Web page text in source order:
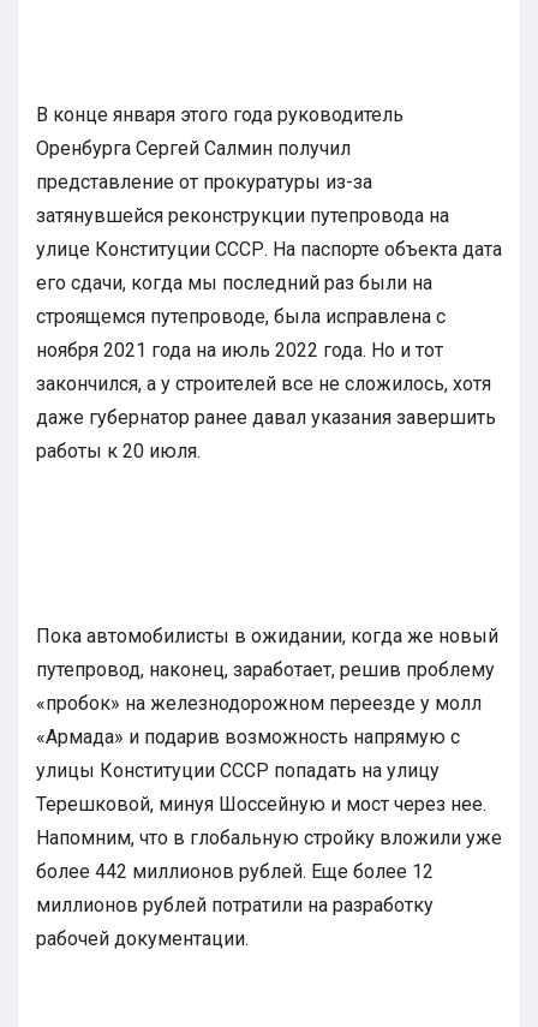
В конце января этого года руководитель
Оренбурга Сергей Салмин получил
представление от прокуратуры из-за
затянувшейся реконструкции путепровода на
улице Конституции СССР. На паспорте объекта дата
его сдачи, когда мы последний раз были на
строящемся путепроводе, была исправлена с
ноября 2021 года на июль 2022 года. Но и тот
закончился, а у строителей все не сложилось, хотя
даже губернатор ранее давал указания завершить
работы к 20 июля.
Пока автомобилисты в ожидании, когда же новый
путепровод, наконец, заработает, решив проблему
«пробок» на железнодорожном переезде у молл
«Армада» и подарив возможность напрямую с
улицы Конституции СССР попадать на улицу
Терешковой, минуя Шоссейную и мост через нее.
Напомним, что в глобальную стройку вложили уже
более 442 миллионов рублей. Еще более 12
миллионов рублей потратили на разработку
рабочей документации.